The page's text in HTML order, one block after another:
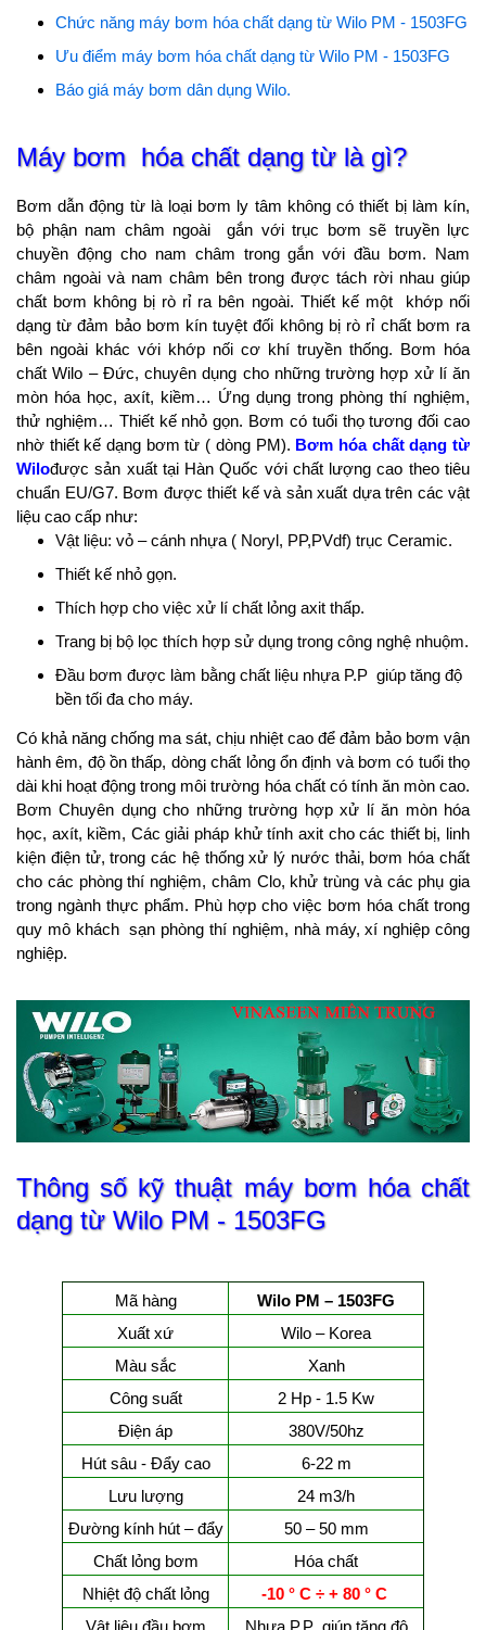
Chức năng máy bơm hóa chất dạng từ Wilo PM - 1503FG
Ưu điểm máy bơm hóa chất dạng từ Wilo PM - 1503FG
Báo giá máy bơm dân dụng Wilo.
Máy bơm hóa chất dạng từ là gì?
Bơm dẫn động từ là loại bơm ly tâm không có thiết bị làm kín,
bộ phận nam châm ngoài gắn với trục bơm sẽ truyền lực
chuyền động cho nam châm trong gắn với đầu bơm. Nam
châm ngoài và nam châm bên trong được tách rời nhau giúp
chất bơm không bị rò rỉ ra bên ngoài. Thiết kế một khớp nối
dạng từ đảm bảo bơm kín tuyệt đối không bị rò rỉ chất bơm ra
bên ngoài khác với khớp nối cơ khí truyền thống. Bơm hóa
chất Wilo – Đức, chuyên dụng cho những trường hợp xử lí ăn
mòn hóa học, axít, kiềm… Ứng dụng trong phòng thí nghiệm,
thử nghiệm… Thiết kế nhỏ gọn. Bơm có tuổi thọ tương đối cao
nhờ thiết kế dạng bơm từ ( dòng PM). Bơm hóa chất dạng từ
Wilođược sản xuất tại Hàn Quốc với chất lượng cao theo tiêu
chuẩn EU/G7. Bơm được thiết kế và sản xuất dựa trên các vật
liệu cao cấp như:
Vật liệu: vỏ – cánh nhựa ( Noryl, PP,PVdf) trục Ceramic.
Thiết kế nhỏ gọn.
Thích hợp cho việc xử lí chất lỏng axit thấp.
Trang bị bộ lọc thích hợp sử dụng trong công nghệ nhuộm.
Đầu bơm được làm bằng chất liệu nhựa P.P giúp tăng độ
bền tối đa cho máy.
Có khả năng chống ma sát, chịu nhiệt cao để đảm bảo bơm vận
hành êm, độ ồn thấp, dòng chất lỏng ổn định và bơm có tuổi thọ
dài khi hoạt động trong môi trường hóa chất có tính ăn mòn cao.
Bơm Chuyên dụng cho những trường hợp xử lí ăn mòn hóa
học, axít, kiềm, Các giải pháp khử tính axit cho các thiết bị, linh
kiện điện tử, trong các hệ thống xử lý nước thải, bơm hóa chất
cho các phòng thí nghiệm, châm Clo, khử trùng và các phụ gia
trong ngành thực phẩm. Phù hợp cho việc bơm hóa chất trong
quy mô khách sạn phòng thí nghiệm, nhà máy, xí nghiệp công
nghiệp.
Thông số kỹ thuật máy bơm hóa chất
dạng từ Wilo PM - 1503FG
Mã hàng
Wilo PM – 1503FG
Xuất xứ
Wilo – Korea
Màu sắc
Xanh
Công suất
2 Hp - 1.5 Kw
Điện áp
380V/50hz
Hút sâu - Đẩy cao
6-22 m
Lưu lượng
24 m3/h
Đường kính hút – đẩy
50 – 50 mm
Chất lỏng bơm
Hóa chất
Nhiệt độ chất lỏng
-10 ° C ÷ + 80 ° C
Vật liệu đầu bơm
Nhựa P.P giúp tăng độ